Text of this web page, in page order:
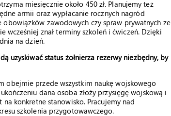
miesięcznie około 450 zł. Planujemy też
armii oraz wypłacanie rocznych nagród
zawodowych czy spraw prywatnych ze
wcześniej znał terminy szkoleń i ćwiczeń. Dzięki
na dzień.
uzyskiwać status żołnierza rezerwy niezbędny, by
obejmie przede wszystkim naukę wojskowego
dana osoba złoży przysięgę wojskową i
konkretne stanowisko. Pracujemy nad
szkolenia przygotowawczego.